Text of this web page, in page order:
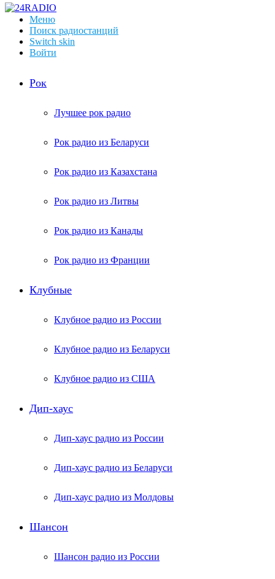
Меню
Поиск радиостанций
Switch skin
Войти
Рок
Лучшее рок радио
Рок радио из Беларуси
Рок радио из Казахстана
Рок радио из Литвы
Рок радио из Канады
Рок радио из Франции
Клубные
Клубное радио из России
Клубное радио из Беларуси
Клубное радио из США
Дип-хаус
Дип-хаус радио из России
Дип-хаус радио из Беларуси
Дип-хаус радио из Молдовы
Шансон
Шансон радио из России